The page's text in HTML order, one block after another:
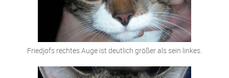
Friedjofs rechtes Auge ist deutlich größer als sein linkes.